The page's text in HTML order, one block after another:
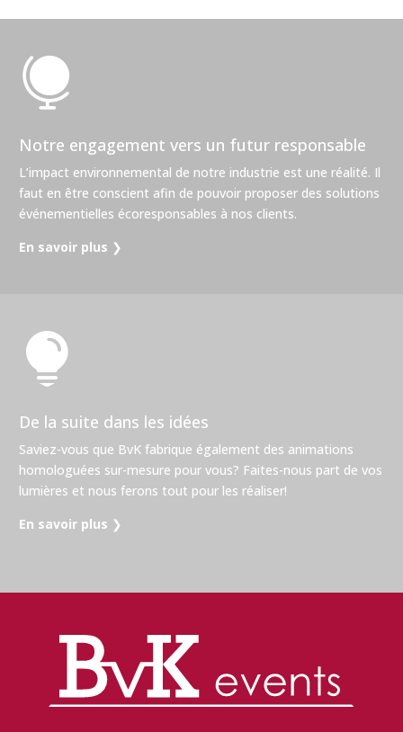

Notre engagement vers un futur responsable
L’impact environnemental de notre industrie est une réalité. Il
faut en être conscient afin de pouvoir proposer des solutions
événementielles écoresponsables à nos clients.
En savoir plus ❯

De la suite dans les idées
Saviez-vous que BvK fabrique également des animations
homologuées sur-mesure pour vous? Faites-nous part de vos
lumières et nous ferons tout pour les réaliser!
En savoir plus ❯